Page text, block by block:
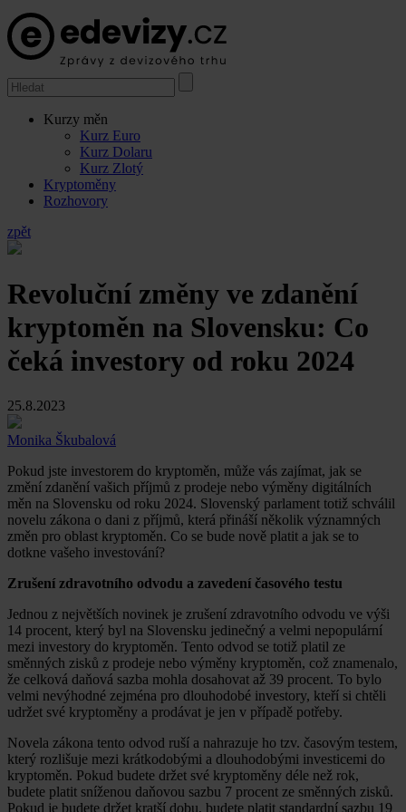
Kurzy měn
Kurz Euro
Kurz Dolaru
Kurz Zlotý
Kryptoměny
Rozhovory
zpět
Revoluční změny ve zdanění
kryptoměn na Slovensku: Co
čeká investory od roku 2024
25.8.2023
Monika Škubalová
Pokud jste investorem do kryptoměn, může vás zajímat, jak se
změní zdanění vašich příjmů z prodeje nebo výměny digitálních
měn na Slovensku od roku 2024. Slovenský parlament totiž schválil
novelu zákona o dani z příjmů, která přináší několik významných
změn pro oblast kryptoměn. Co se bude nově platit a jak se to
dotkne vašeho investování?
Zrušení zdravotního odvodu a zavedení časového testu
Jednou z největších novinek je zrušení zdravotního odvodu ve výši
14 procent, který byl na Slovensku jedinečný a velmi nepopulární
mezi investory do kryptoměn. Tento odvod se totiž platil ze
směnných zisků z prodeje nebo výměny kryptoměn, což znamenalo,
že celková daňová sazba mohla dosahovat až 39 procent. To bylo
velmi nevýhodné zejména pro dlouhodobé investory, kteří si chtěli
udržet své kryptoměny a prodávat je jen v případě potřeby.
Novela zákona tento odvod ruší a nahrazuje ho tzv. časovým testem,
který rozlišuje mezi krátkodobými a dlouhodobými investicemi do
kryptoměn. Pokud budete držet své kryptoměny déle než rok,
budete platit sníženou daňovou sazbu 7 procent ze směnných zisků.
Pokud je budete držet kratší dobu, budete platit standardní sazbu 19